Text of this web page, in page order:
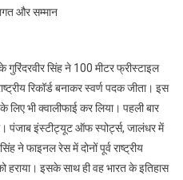
और सम्मान
सिंह ने 100 मीटर फ्रीस्टाइल
रिकॉर्ड बनाकर स्वर्ण पदक जीता। इस
भी क्वालीफाई कर लिया। पहली बार
पंजाब इंस्टीट्यूट ऑफ स्पोर्ट्स, जालंधर में
ने फाइनल रेस में दोनों पूर्व राष्ट्रीय
हराया। इसके साथ ही वह भारत के इतिहास